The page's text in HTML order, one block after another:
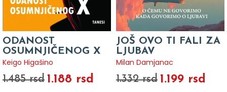
ODANOST
OSUMNJIČENOG X
Keigo Higašino
1.485 rsd 1.188 rsd
JOŠ OVO TI FALI ZA
LJUBAV
Milan Damjanac
1.332 rsd 1.199 rsd